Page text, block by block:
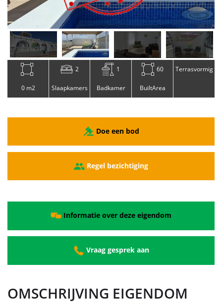
0 m2
2
Slaapkamers
1
Badkamer
60
BuiltArea
Terrasvormig
Doe een bod
Regel bezichtiging
Informatie over deze eigendom
Vraag gesprek aan
OMSCHRIJVING EIGENDOM